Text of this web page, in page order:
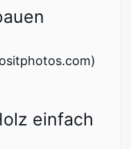
einfach